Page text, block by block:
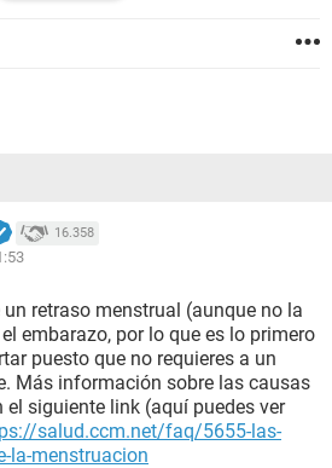
16.358
retraso menstrual (aunque no la
embarazo, por lo que es lo primero
puesto que no requieres a un
Más información sobre las causas
el siguiente link (aquí puedes ver
salud.ccm.net/faq/5655-las-
la-menstruacion